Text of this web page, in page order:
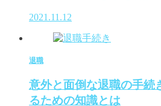
2021.11.12
退職
意外と面倒な退職の手続
るための知識とは